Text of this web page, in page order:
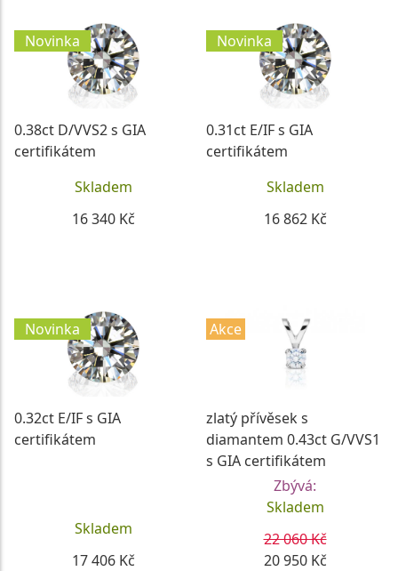
Novinka
0.38ct D/VVS2 s GIA
certifikátem
Skladem
16 340 Kč
Novinka
0.31ct E/IF s GIA
certifikátem
Skladem
16 862 Kč
Novinka
0.32ct E/IF s GIA
certifikátem
Skladem
17 406 Kč
Akce
zlatý přívěsek s
diamantem 0.43ct G/VVS1
s GIA certifikátem
Zbývá:
Skladem
22 060 Kč
20 950 Kč